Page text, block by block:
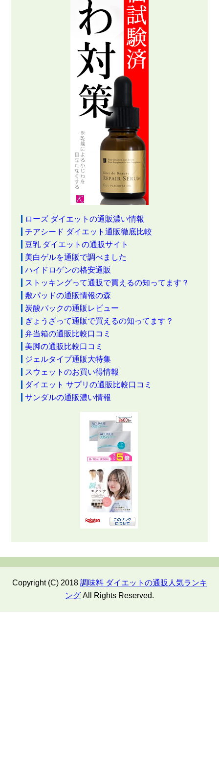
ローズ ダイエットの通販濃い情報
チアシード ダイエット通販徹底比較
豆乳 ダイエットの通販サイト
美白ゲルを通販で調べました
ハイドロゲンの格安通販
ストッキングって通販で買えるの知ってます？
敷パッドの通販情報の森
炭酸パックの通販レビュー
ぎょうざって通販で買えるの知ってます？
弁当箱の通販比較口コミ
美脚の通販比較口コミ
ジェルタイプ通販大特集
スウェットのお買い得情報
ダイエット サプリの通販比較口コミ
サンダルの通販濃い情報
Copyright (C) 2018 調味料 ダイエットの通販人気ランキ
ング All Rights Reserved.